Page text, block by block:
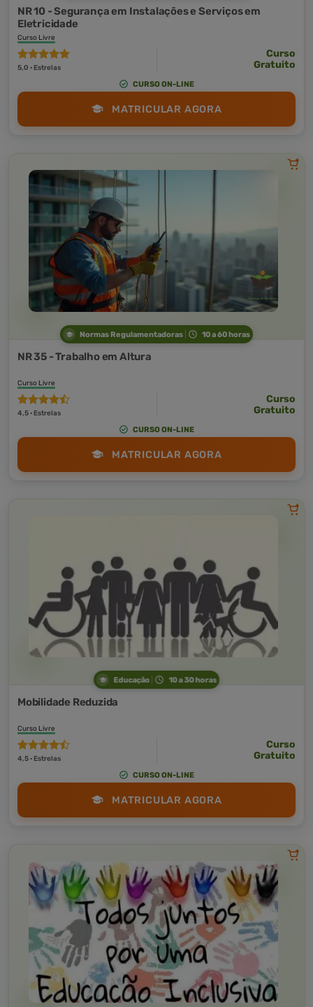
NR 10 - Segurança em Instalações e Serviços em
Eletricidade
Curso Livre
5,0 · Estrelas
Curso
Gratuito
CURSO ON-LINE
MATRICULAR AGORA
Normas Regulamentadoras 10 a 60 horas
NR 35 - Trabalho em Altura
Curso Livre
4,5 · Estrelas
Curso
Gratuito
CURSO ON-LINE
MATRICULAR AGORA
Educação 10 a 30 horas
Mobilidade Reduzida
Curso Livre
4,5 · Estrelas
Curso
Gratuito
CURSO ON-LINE
MATRICULAR AGORA